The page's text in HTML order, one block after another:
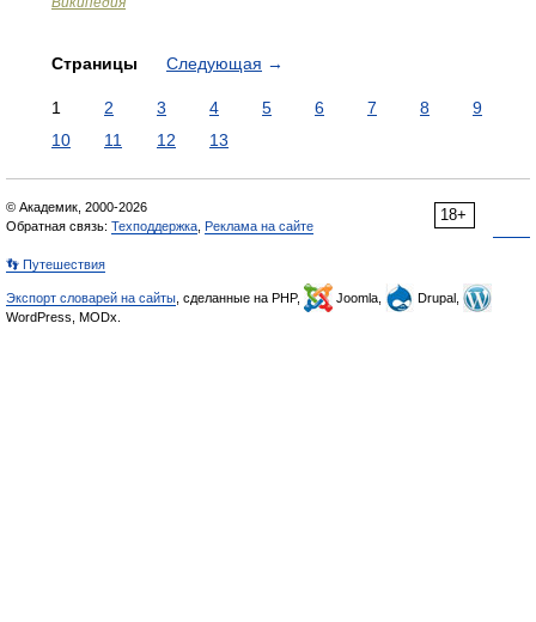
Страницы Следующая →
1 2 3 4 5 6 7 8
9
10
11 12 13
18+
© Академик, 2000-2026
Обратная связь: Техподдержка Реклама на сайте
👣 Путешествия
Экспорт словарей на сайты , сделанные на PHP, Joomla,
Drupal,
WordPress, MODx.